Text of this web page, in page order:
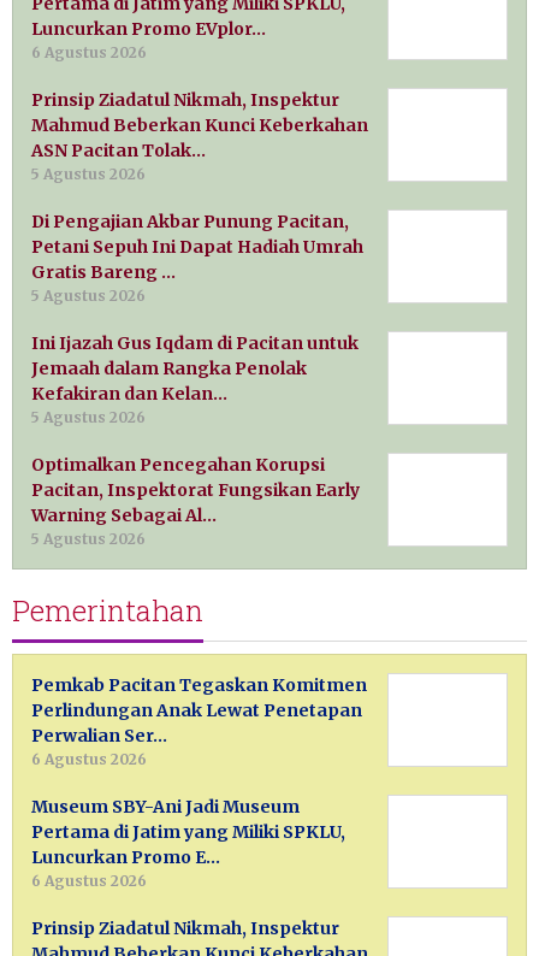
Luncurkan Promo EVplor…
6 Agustus 2026
Prinsip Ziadatul Nikmah, Inspektur
Mahmud Beberkan Kunci Keberkahan
ASN Pacitan Tolak…
5 Agustus 2026
Di Pengajian Akbar Punung Pacitan,
Petani Sepuh Ini Dapat Hadiah Umrah
Gratis Bareng …
5 Agustus 2026
Ini Ijazah Gus Iqdam di Pacitan untuk
Jemaah dalam Rangka Penolak
Kefakiran dan Kelan…
5 Agustus 2026
Optimalkan Pencegahan Korupsi
Pacitan, Inspektorat Fungsikan Early
Warning Sebagai Al…
5 Agustus 2026
Pemerintahan
Pemkab Pacitan Tegaskan Komitmen
Perlindungan Anak Lewat Penetapan
Perwalian Ser…
6 Agustus 2026
Museum SBY-Ani Jadi Museum
Pertama di Jatim yang Miliki SPKLU,
Luncurkan Promo E…
6 Agustus 2026
Prinsip Ziadatul Nikmah, Inspektur